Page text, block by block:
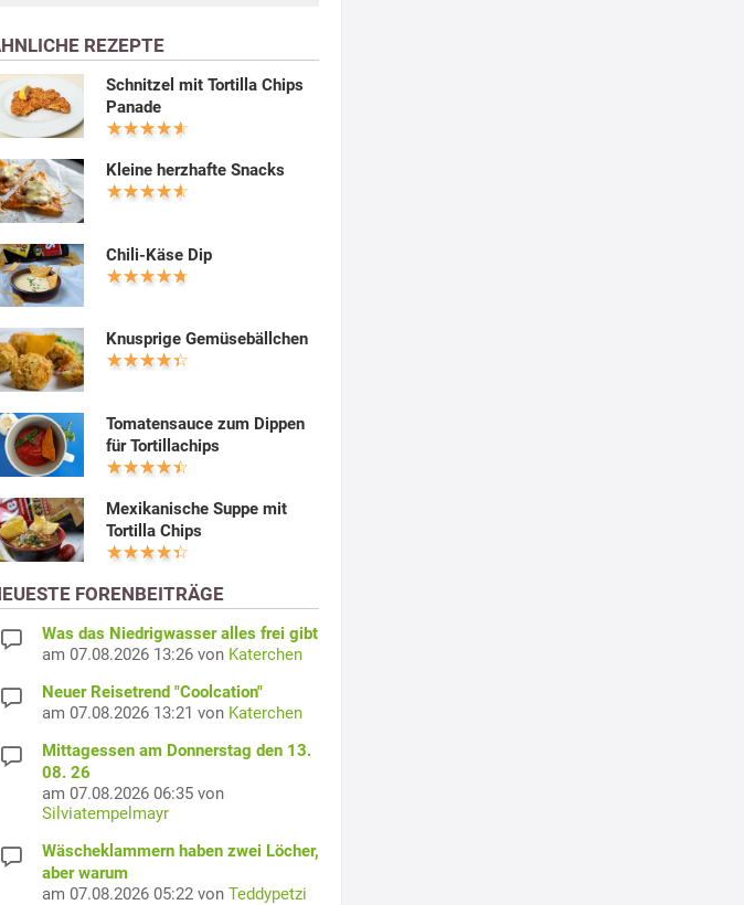
REZEPTE
Schnitzel mit Tortilla Chips
Panade
Kleine herzhafte Snacks
Chili-Käse Dip
Knusprige Gemüsebällchen
Tomatensauce zum Dippen
für Tortillachips
Mexikanische Suppe mit
Tortilla Chips
FORENBEITRÄGE
Was das Niedrigwasser alles frei gibt
am 07.08.2026 13:26 von Katerchen
Neuer Reisetrend "Coolcation"
am 07.08.2026 13:21 von Katerchen
Mittagessen am Donnerstag den 13.
08. 26
am 07.08.2026 06:35 von
Silviatempelmayr
Wäscheklammern haben zwei Löcher,
aber warum
am 07.08.2026 05:22 von Teddypetzi